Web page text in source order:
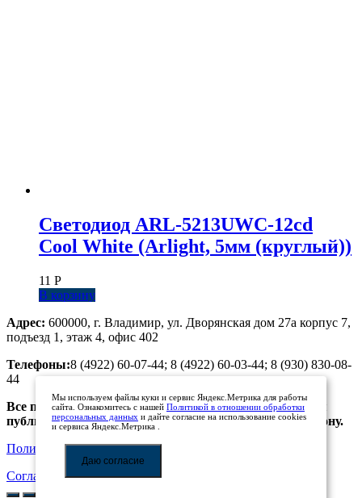
Светодиод ARL-5213UWC-12cd
Cool White (Arlight, 5мм (круглый))
11 Р
В корзину
Адрес: 600000, г. Владимир, ул. Дворянская дом 27а корпус 7,
подъезд 1, этаж 4, офис 402
Телефоны:8 (4922) 60-07-44; 8 (4922) 60-03-44; 8 (930) 830-08-
44
Все предложения, размещенные на сайте, не являются
публичной офертой. Просьба уточнять цены по телефону.
Политика обработки персональных данных
Соглашение на обработку персональных данных
Мы используем файлы куки и сервис Яндекс.Метрика для работы
сайта. Ознакомитесь с нашей Политикой в отношении обработки
персональных данных и дайте согласие на использование cookies
и сервиса Яндекс.Метрика .
Даю согласие